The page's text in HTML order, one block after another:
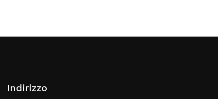
Indirizzo